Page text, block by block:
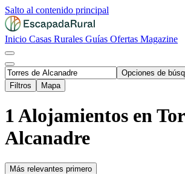
Salto al contenido principal
Inicio Casas Rurales Guías Ofertas Magazine
Opciones de
Filtros
Mapa
1 Alojamientos en
Alcanadre
Más relevantes primero